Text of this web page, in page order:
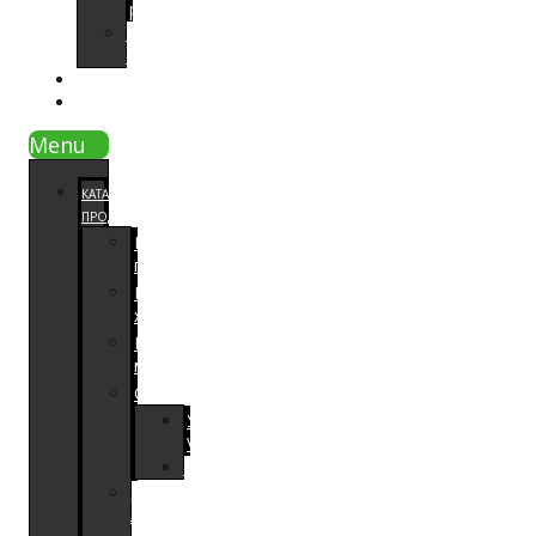
работ
отзывы
Menu
КАТАЛОГ
ПРОДУКЦИИ
Напольные
покрытия
Паркетная
химия
Расходный
материал
Оборудование
Увлажнители
Venta
Для
локальной